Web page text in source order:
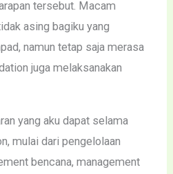
tersebut. Macam
asing bagiku yang
namun tetap saja merasa
juga melaksanakan
yang aku dapat selama
mulai dari pengelolaan
bencana, management